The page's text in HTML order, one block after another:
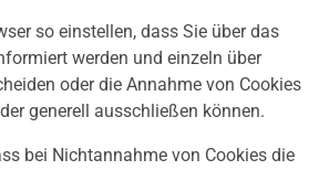
so einstellen, dass Sie über das
werden und einzeln über
oder die Annahme von Cookies
generell ausschließen können.
bei Nichtannahme von Cookies die